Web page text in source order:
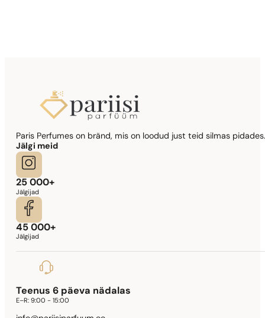
Sarnased lõhna noodid
Lady Million Prive
Paris Perfumes on bränd, mis on loodud just teid silmas
Jälgi meid
25 000+
Jälgijad
45 000+
Jälgijad
Teenus 6 päeva nädalas
E–R:9:00 - 15:00